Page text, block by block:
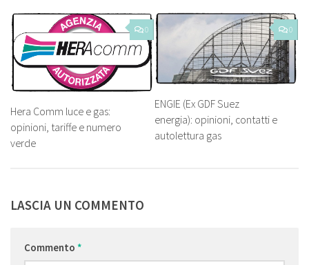
0
Hera Comm luce e gas:
opinioni, tariffe e numero
verde
0
ENGIE (Ex GDF Suez
energia): opinioni, contatti e
autolettura gas
LASCIA UN COMMENTO
Commento *